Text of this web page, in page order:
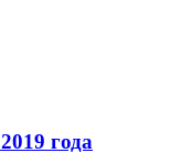
года